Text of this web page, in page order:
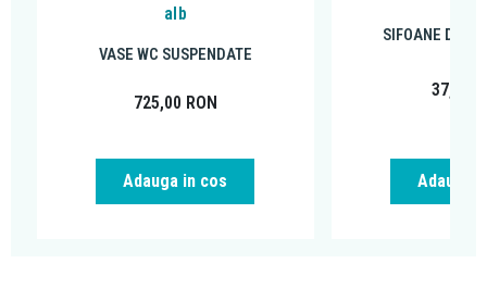
alb
VASE WC SUSPENDATE
725,00 RON
Adauga in cos
SIFOANE DE
37,33
Adauga